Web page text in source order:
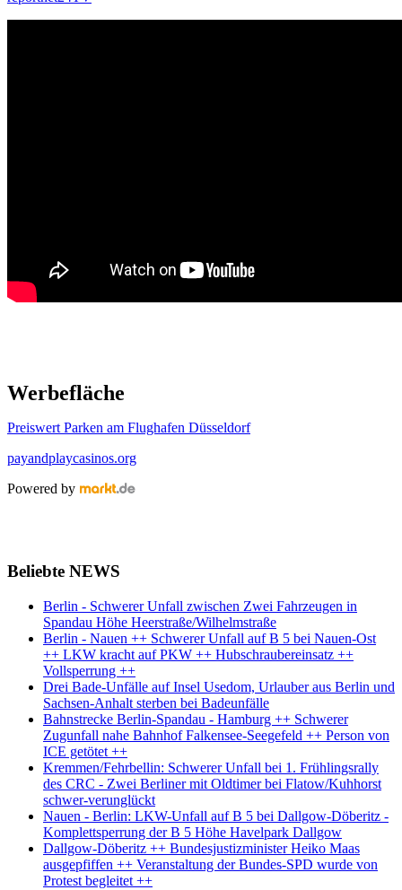
Werbefläche
Preiswert Parken am Flughafen Düsseldorf
payandplaycasinos.org
Powered by
Beliebte NEWS
Berlin - Schwerer Unfall zwischen Zwei Fahrzeugen in
Spandau Höhe Heerstraße/Wilhelmstraße
Berlin - Nauen ++ Schwerer Unfall auf B 5 bei Nauen-Ost
++ LKW kracht auf PKW ++ Hubschraubereinsatz ++
Vollsperrung ++
Drei Bade-Unfälle auf Insel Usedom, Urlauber aus Berlin und
Sachsen-Anhalt sterben bei Badeunfälle
Bahnstrecke Berlin-Spandau - Hamburg ++ Schwerer
Zugunfall nahe Bahnhof Falkensee-Seegefeld ++ Person von
ICE getötet ++
Kremmen/Fehrbellin: Schwerer Unfall bei 1. Frühlingsrally
des CRC - Zwei Berliner mit Oldtimer bei Flatow/Kuhhorst
schwer-verunglückt
Nauen - Berlin: LKW-Unfall auf B 5 bei Dallgow-Döberitz -
Komplettsperrung der B 5 Höhe Havelpark Dallgow
Dallgow-Döberitz ++ Bundesjustizminister Heiko Maas
ausgepfiffen ++ Veranstaltung der Bundes-SPD wurde von
Protest begleitet ++